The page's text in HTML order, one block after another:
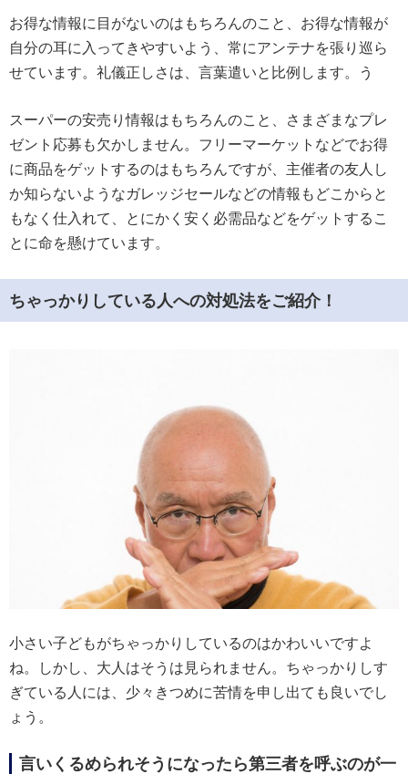
お得な情報に目がないのはもちろんのこと、お得な情報が
自分の耳に入ってきやすいよう、常にアンテナを張り巡ら
せています。礼儀正しさは、言葉遣いと比例します。う
スーパーの安売り情報はもちろんのこと、さまざまなプレ
ゼント応募も欠かしません。フリーマーケットなどでお得
に商品をゲットするのはもちろんですが、主催者の友人し
か知らないようなガレッジセールなどの情報もどこからと
もなく仕入れて、とにかく安く必需品などをゲットするこ
とに命を懸けています。
ちゃっかりしている人への対処法をご紹介！
小さい子どもがちゃっかりしているのはかわいいですよ
ね。しかし、大人はそうは見られません。ちゃっかりしす
ぎている人には、少々きつめに苦情を申し出ても良いでし
ょう。
言いくるめられそうになったら第三者を呼ぶのが一